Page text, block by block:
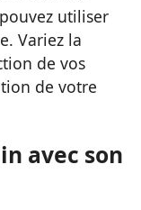
utiliser
Variez la
de vos
de votre
avec son